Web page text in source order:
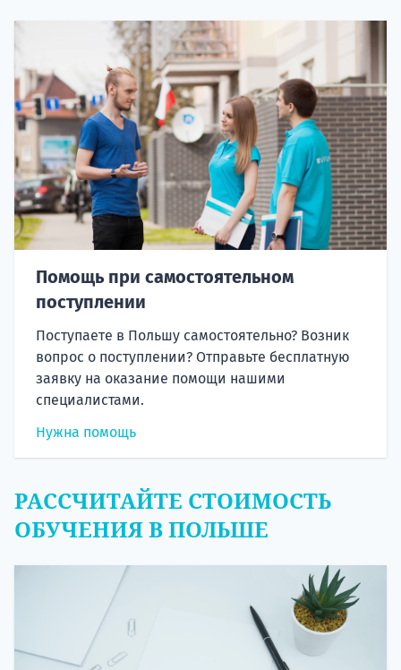
Помощь при самостоятельном
поступлении
Поступаете в Польшу самостоятельно? Возник
вопрос о поступлении? Отправьте бесплатную
заявку на оказание помощи нашими
специалистами.
Нужна помощь
РАССЧИТАЙТЕ СТОИМОСТЬ
ОБУЧЕНИЯ В ПОЛЬШЕ